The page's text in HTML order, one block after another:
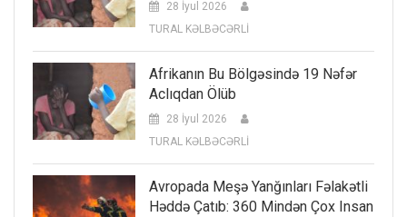
28 İyul 2026
TURAL KƏLBƏCƏRLİ
Afrikanın Bu Bölgəsində 19 Nəfər
Aclıqdan Ölüb
28 İyul 2026
TURAL KƏLBƏCƏRLİ
Avropada Meşə Yanğınları Fəlakətli
Həddə Çatıb: 360 Mindən Çox Insan